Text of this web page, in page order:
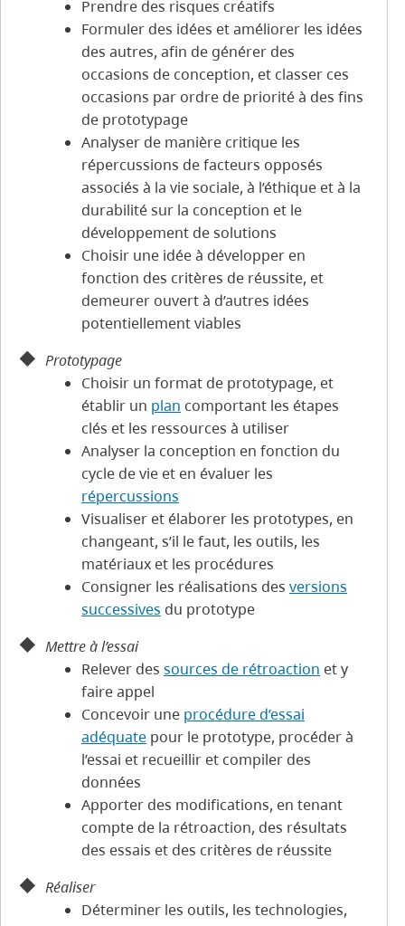
Prendre des risques créatifs
Formuler des idées et améliorer les idées
des autres, afin de générer des
occasions de conception, et classer ces
occasions par ordre de priorité à des fins
de prototypage
Analyser de manière critique les
répercussions de facteurs opposés
associés à la vie sociale, à l’éthique et à la
durabilité sur la conception et le
développement de solutions
Choisir une idée à développer en
fonction des critères de réussite, et
demeurer ouvert à d’autres idées
potentiellement viables
Prototypage
Choisir un format de prototypage, et
établir un plan comportant les étapes
clés et les ressources à utiliser
Analyser la conception en fonction du
cycle de vie et en évaluer les
répercussions
Visualiser et élaborer les prototypes, en
changeant, s’il le faut, les outils, les
matériaux et les procédures
Consigner les réalisations des versions
successives du prototype
Mettre à l’essai
Relever des sources de rétroaction et y
faire appel
Concevoir une procédure d’essai
adéquate pour le prototype, procéder à
l’essai et recueillir et compiler des
données
Apporter des modifications, en tenant
compte de la rétroaction, des résultats
des essais et des critères de réussite
Réaliser
Déterminer les outils, les technologies,